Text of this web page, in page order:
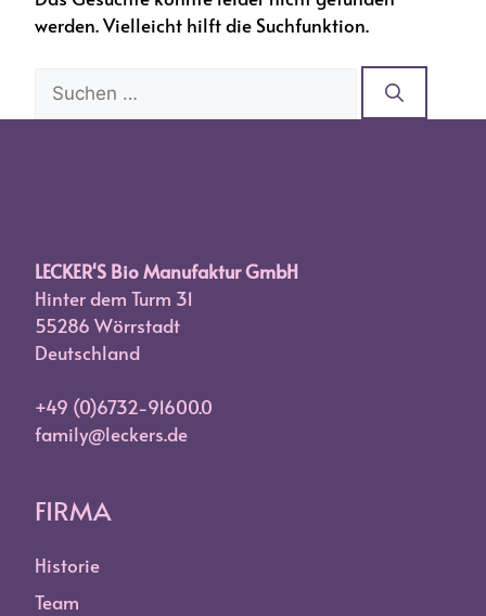
werden. Vielleicht hilft die Suchfunktion.
nach:
LECKER'S Bio Manufaktur GmbH
Hinter dem Turm 31
55286 Wörrstadt
Deutschland
+49 (0)6732-91600.0
family@leckers.de
FIRMA
Historie
Team